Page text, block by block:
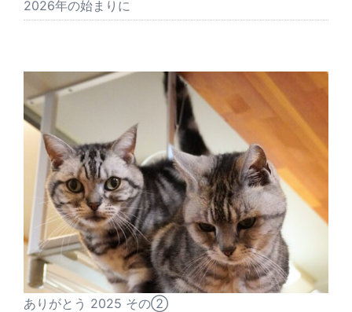
2026年の始まりに
ありがとう 2025 その②